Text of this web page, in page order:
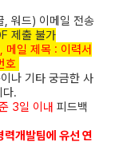
, 워드) 이메일 전송
제출 불가
일 제목 : 이력서
호
나 기타 궁금한 사
다.
3일 이내 피드백
개발팀에 유선 연